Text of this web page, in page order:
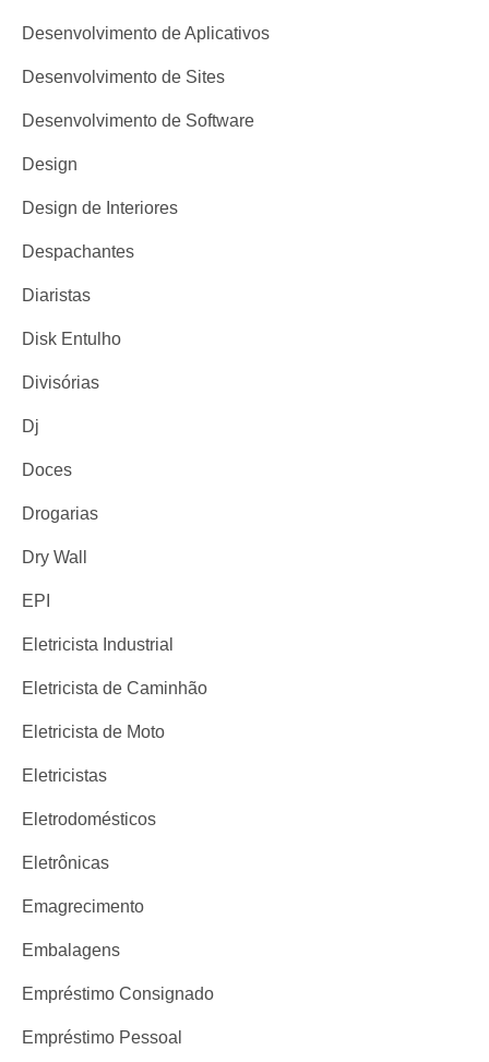
Desenvolvimento de Aplicativos
Desenvolvimento de Sites
Desenvolvimento de Software
Design
Design de Interiores
Despachantes
Diaristas
Disk Entulho
Divisórias
Dj
Doces
Drogarias
Dry Wall
EPI
Eletricista Industrial
Eletricista de Caminhão
Eletricista de Moto
Eletricistas
Eletrodomésticos
Eletrônicas
Emagrecimento
Embalagens
Empréstimo Consignado
Empréstimo Pessoal